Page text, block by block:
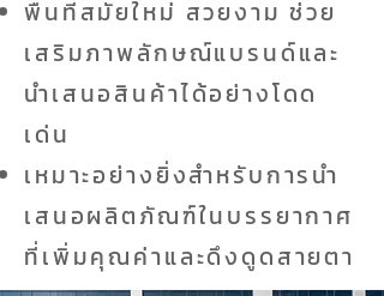
พื้นที่สมัยใหม่ สวยงาม ช่วย
เสริมภาพลักษณ์แบรนด์และ
นำเสนอสินค้าได้อย่างโดด
เด่น
เหมาะอย่างยิ่งสำหรับการนำ
เสนอผลิตภัณฑ์ในบรรยากาศ
ที่เพิ่มคุณค่าและดึงดูดสายตา